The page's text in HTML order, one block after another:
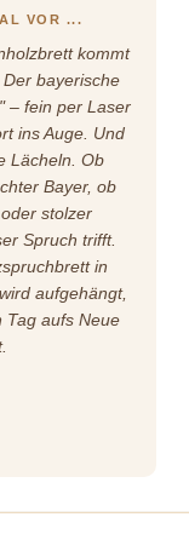
VOR ...
kommt
bayerische
– fein per Laser
ins Auge. Und
Lächeln. Ob
Bayer, ob
stolzer
Spruch trifft.
in
aufgehängt,
Tag aufs Neue